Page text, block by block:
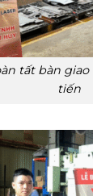
tất bàn
tiến